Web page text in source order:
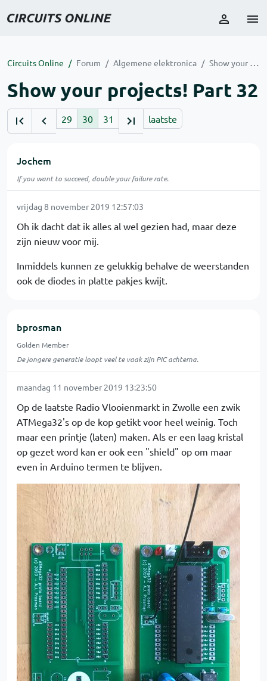
Circuits Online Forum Algemene elektronica Show your projects! Part 32
Show your projects! Part 32
29 30 31 laatste
Jochem
If you want to succeed, double your failure rate.
vrijdag 8 november 2019 12:57:03
Oh ik dacht dat ik alles al wel gezien had, maar deze
zijn nieuw voor mij.
Inmiddels kunnen ze gelukkig behalve de weerstanden
ook de diodes in platte pakjes kwijt.
bprosman
Golden Member
De jongere generatie loopt veel te vaak zijn PIC achterna.
maandag 11 november 2019 13:23:50
Op de laatste Radio Vlooienmarkt in Zwolle een zwik
ATMega32's op de kop getikt voor heel weinig. Toch
maar een printje (laten) maken. Als er een laag kristal
op gezet word kan er ook een "shield" op om maar
even in Arduino termen te blijven.